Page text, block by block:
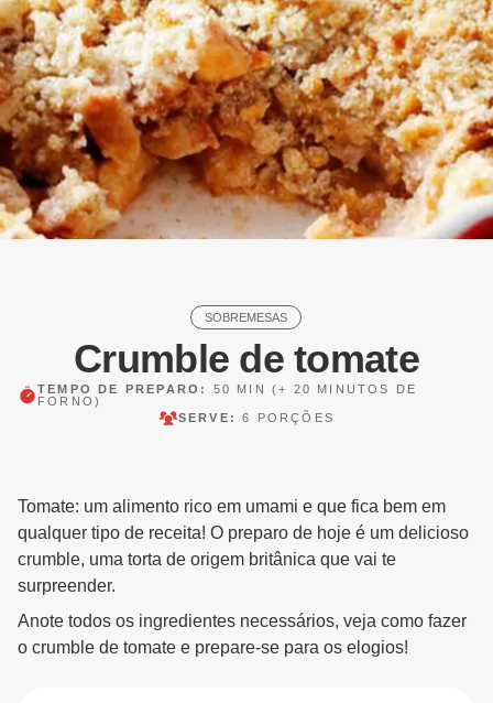
SOBREMESAS
Crumble de tomate
TEMPO DE PREPARO: 50 MIN
(+ 20 MINUTOS DE
FORNO)
SERVE:6 PORÇÕES
Tomate: um alimento rico em umami e que fica bem em
qualquer tipo de receita! O preparo de hoje é um delicioso
crumble, uma torta de origem britânica que vai te
surpreender.
Anote todos os ingredientes necessários, veja como fazer
o crumble de tomate e prepare-se para os elogios!